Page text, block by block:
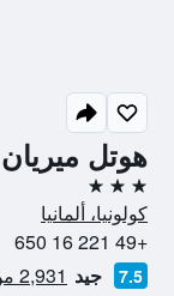
هوتل ميريان
3 نجوم
كولونيا، ألمانيا
+49 221 16 650
7.5 جيد 2,931 من التقييمات تم التحقق منها